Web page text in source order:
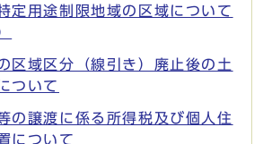
定用途制限地域の区域について
区域区分（線引き）廃止後の土
ついて
の譲渡に係る所得税及び個人住
について